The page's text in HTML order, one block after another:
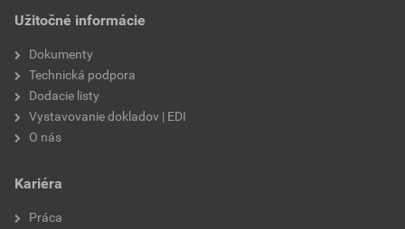
hustota
výdatnosť
prídržnosť
Užitočné informácie
Dokumenty
Technická podpora
Dodacie listy
Vystavovanie dokladov | EDI
O nás
Kariéra
Práca